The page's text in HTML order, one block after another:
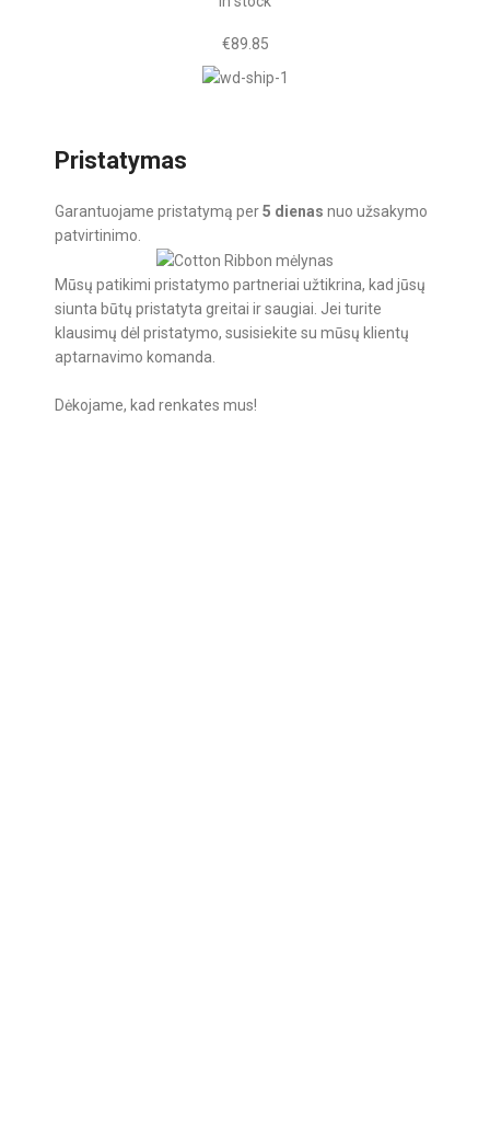
€89.85
Pristatymas
Garantuojame pristatymą per5 dienas nuo užsakymo
patvirtinimo.
Mūsų patikimi pristatymo partneriai užtikrina, kad jūsų
siunta būtų pristatyta greitai ir saugiai. Jei turite
klausimų dėl pristatymo, susisiekite su mūsų klientų
aptarnavimo komanda.
Dėkojame, kad renkates mus!